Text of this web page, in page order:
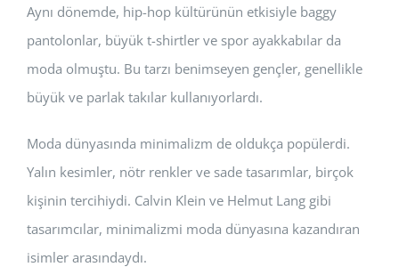
Aynı dönemde, hip-hop kültürünün etkisiyle baggy
pantolonlar, büyük t-shirtler ve spor ayakkabılar da
moda olmuştu. Bu tarzı benimseyen gençler, genellikle
büyük ve parlak takılar kullanıyorlardı.
Moda dünyasında minimalizm de oldukça popülerdi.
Yalın kesimler, nötr renkler ve sade tasarımlar, birçok
kişinin tercihiydi. Calvin Klein ve Helmut Lang gibi
tasarımcılar, minimalizmi moda dünyasına kazandıran
isimler arasındaydı.